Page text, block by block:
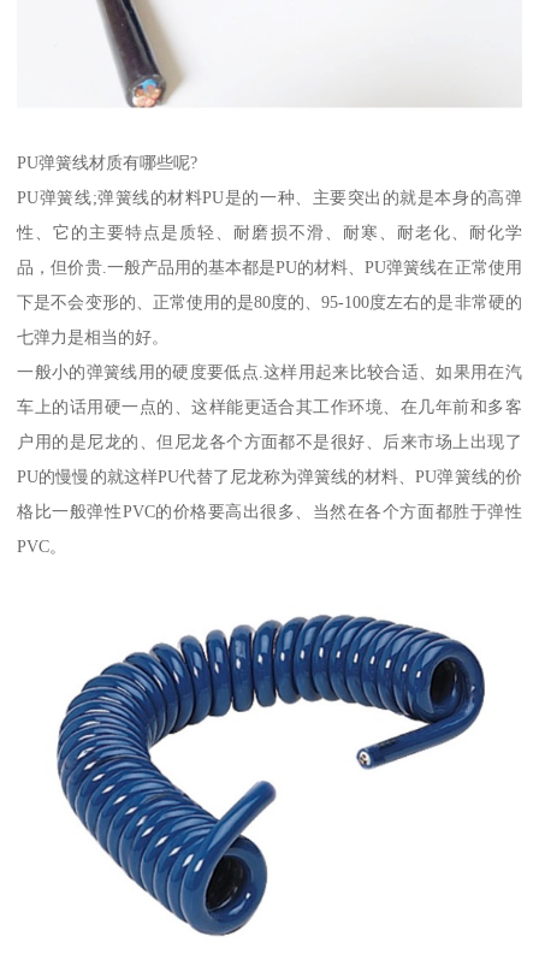
PU弹簧线材质有哪些呢?
PU弹簧线;弹簧线的材料PU是的一种、主要突出的就是本身的高弹
性、它的主要特点是质轻、耐磨损不滑、耐寒、耐老化、耐化学
品，但价贵.一般产品用的基本都是PU的材料、PU弹簧线在正常使用
下是不会变形的、正常使用的是80度的、95-100度左右的是非常硬的
七弹力是相当的好。
一般小的弹簧线用的硬度要低点.这样用起来比较合适、如果用在汽
车上的话用硬一点的、这样能更适合其工作环境、在几年前和多客
户用的是尼龙的、但尼龙各个方面都不是很好、后来市场上出现了
PU的慢慢的就这样PU代替了尼龙称为弹簧线的材料、PU弹簧线的价
格比一般弹性PVC的价格要高出很多、当然在各个方面都胜于弹性
PVC。